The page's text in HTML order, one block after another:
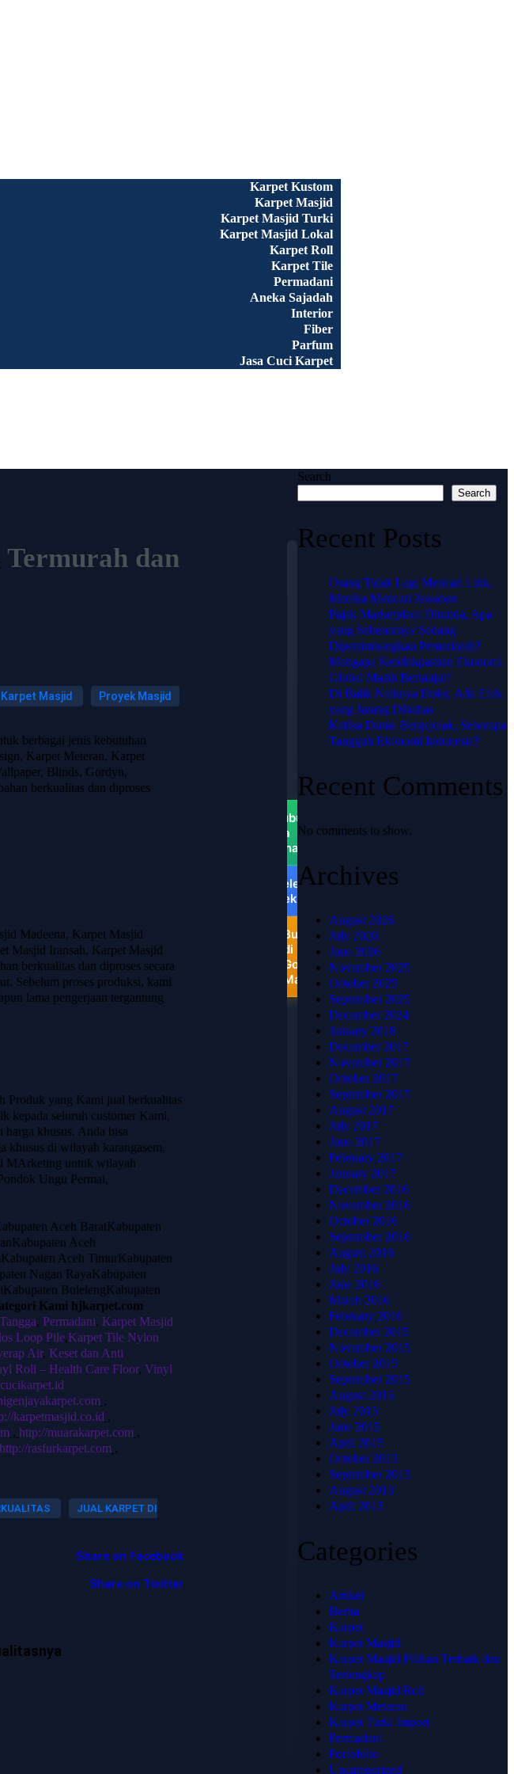
Karpet Kustom
Karpet Masjid
Karpet Masjid Turki
Karpet Masjid Lokal
Karpet Roll
Karpet Tile
Permadani
Aneka Sajadah
Interior
Fiber
Parfum
Jasa Cuci Karpet
dan
Karpet Masjid Proyek Masjid
berbagai jenis kebutuhan
Karpet Meteran, Karpet
Blinds, Gordyn,
berkualitas dan diproses
Madeena, Karpet Masjid
Masjid Iransah, Karpet Masjid
berkualitas dan diproses secara
Sebelum proses produksi, kami
lama pengerjaan tergantung
Produk yang Kami jual berkualitas
kepada seluruh customer Kami,
khusus. Anda bisa
khusus di wilayah karangasem.
MArketing untuk wilayah
Ungu Permai,
Aceh BaratKabupaten
Aceh
Aceh TimurKabupaten
Nagan RayaKabupaten
BulelengKabupaten
Kami hjkarpet.com
, Permadani, Karpet Masjid
Loop Pile,Karpet Tile Nylon
Air, Keset dan Anti
Roll – Health Care Floor,Vinyl
,
karpetmasjid.co.id ,
,http://muarakarpet.com ,
http://rasfurkarpet.com ,
JUAL KARPET DI
Share on Facebook
Share on Twitter
Search
Search
Recent Posts
Orang Tidak Lagi Mencari Link,
Mereka Mencari Jawaban
Pajak Marketplace Ditunda, Apa
yang Sebenarnya Sedang
Dipertimbangkan Pemerintah?
Mengapa Ketidakpastian Ekonomi
Global Masih Berlanjut?
Di Balik Naiknya Dolar, Ada Efek
yang Jarang Dibahas
Ketika Dunia Bergejolak, Seberapa
Tangguh Ekonomi Indonesia?
Recent Comments
No comments to show.
Archives
August 2026
July 2026
June 2026
November 2025
October 2025
September 2025
December 2024
January 2018
December 2017
November 2017
October 2017
September 2017
August 2017
July 2017
June 2017
February 2017
January 2017
December 2016
November 2016
October 2016
September 2016
August 2016
July 2016
June 2016
March 2016
February 2016
December 2015
November 2015
October 2015
September 2015
August 2015
July 2015
June 2015
April 2015
October 2013
September 2013
August 2013
April 2013
Categories
Artikel
Berita
Karpet
Karpet Masjid
Karpet Masjid Pilihan Terbaik dan
Terlengkap
Karpet Masjid Roll
Karpet Meteran
Karpet Turki Import
Permadani
Portofolio
Uncategorized
🗺️
Lokasi
HJ
KARPET
PUSAT
Pondok
Ungu
Permai
Hubungi
via
WhatsApp
Telepon
Sekarang
Buka
di
Google
Maps
Tentang
HJ
KARPET
HJ KARPET
adalah penyedia
karpet terpercaya
di Indonesia
yang telah
berpengalaman
menangani
ribuan proyek —
mulai dari
masjid,
perkantoran,
hotel, gedung
pertemuan,
hingga rumah
pribadi. Kami
hadir untuk
memberikan
solusi karpet
terbaik,
berkualitas
tinggi, dan sesuai
dengan
© 2025
HJKARPET
- All
Rights
Reserved